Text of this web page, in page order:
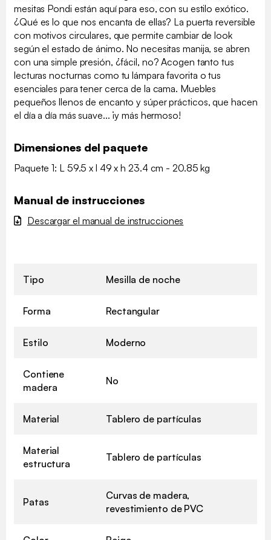
mesitas Pondi están aquí para eso, con su estilo exótico.
¿Qué es lo que nos encanta de ellas? La puerta reversible
con motivos circulares, que permite cambiar de look
según el estado de ánimo. No necesitas manija, se abren
con una simple presión, ¿fácil, no? Acogen tanto tus
lecturas nocturnas como tu lámpara favorita o tus
esenciales para tener cerca de la cama. Muebles
pequeños llenos de encanto y súper prácticos, que hacen
el día a día más suave... ¡y más hermoso!
Dimensiones del paquete
Paquete 1: L 59.5 x l 49 x h 23.4 cm - 20.85 kg
Manual de instrucciones
Descargar el manual de instrucciones
Tipo Mesilla de noche
Forma Rectangular
Estilo Moderno
Contiene
madera
No
Material Tablero de partículas
Material
estructura
Tablero de partículas
Patas
Curvas de madera,
revestimiento de PVC